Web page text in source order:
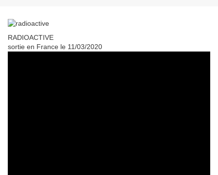
RADIOACTIVE
sortie en France le 11/03/2020